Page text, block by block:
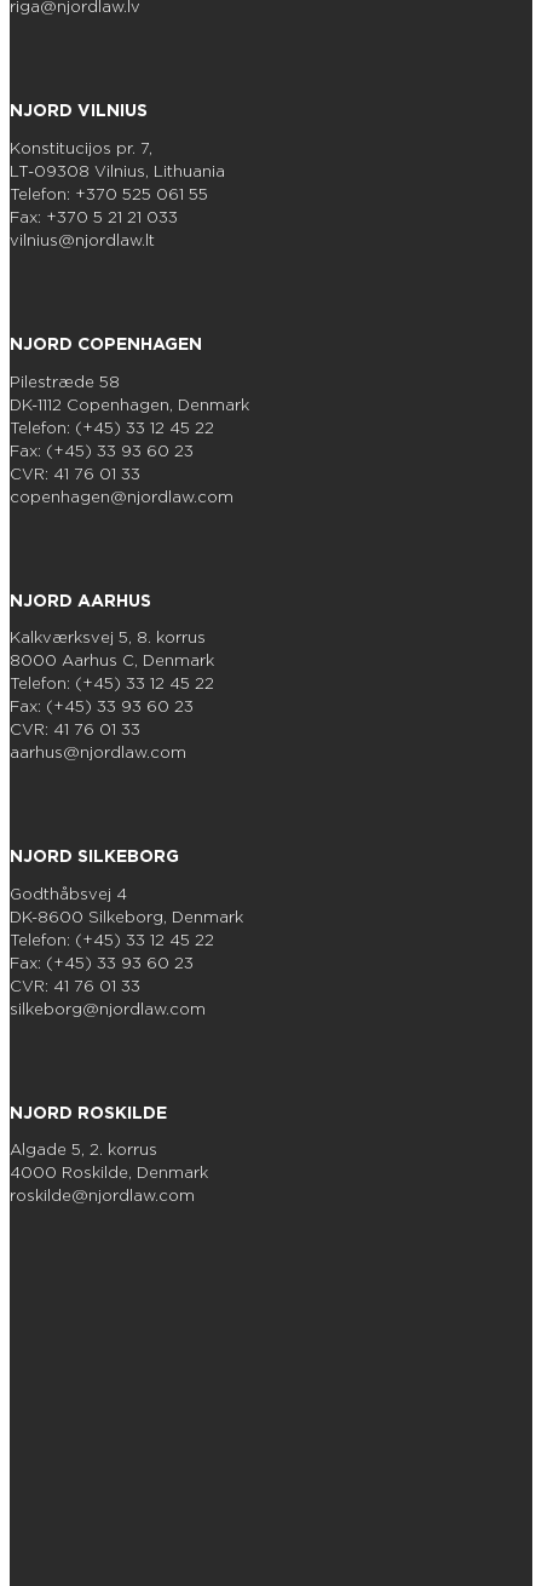
riga@njordlaw.lv
NJORD VILNIUS
Konstitucijos pr. 7,
LT-09308 Vilnius, Lithuania
Telefon: +370 525 061 55
Fax: +370 5 21 21 033
vilnius@njordlaw.lt
NJORD COPENHAGEN
Pilestræde 58
DK-1112 Copenhagen, Denmark
Telefon: (+45) 33 12 45 22
Fax: (+45) 33 93 60 23
CVR: 41 76 01 33
copenhagen@njordlaw.com
NJORD AARHUS
Kalkværksvej 5, 8. korrus
8000 Aarhus C, Denmark
Telefon: (+45) 33 12 45 22
Fax: (+45) 33 93 60 23
CVR: 41 76 01 33
aarhus@njordlaw.com
NJORD SILKEBORG
Godthåbsvej 4
DK-8600 Silkeborg, Denmark
Telefon: (+45) 33 12 45 22
Fax: (+45) 33 93 60 23
CVR: 41 76 01 33
silkeborg@njordlaw.com
NJORD ROSKILDE
Algade 5, 2. korrus
4000 Roskilde, Denmark
roskilde@njordlaw.com